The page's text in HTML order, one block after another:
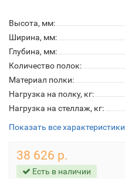
Высота, мм:
Ширина, мм:
Глубина, мм:
Количество полок:
Материал полки:
Нагрузка на полку, кг:
Нагрузка на стеллаж, кг:
Показать все характеристики
38 626 р.
Есть в наличии